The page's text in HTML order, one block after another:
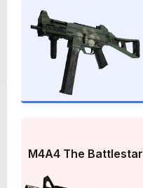
M4A4 The Battlestar